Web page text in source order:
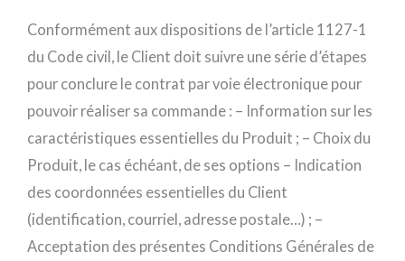
Conformément aux dispositions de l’article 1127-1
du Code civil, le Client doit suivre une série d’étapes
pour conclure le contrat par voie électronique pour
pouvoir réaliser sa commande : – Information sur les
caractéristiques essentielles du Produit ; – Choix du
Produit, le cas échéant, de ses options – Indication
des coordonnées essentielles du Client
(identification, courriel, adresse postale…) ; –
Acceptation des présentes Conditions Générales de